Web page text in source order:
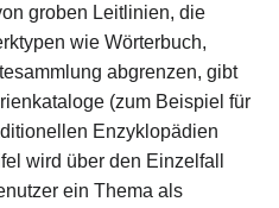
groben Leitlinien, die
wie Wörterbuch,
abgrenzen, gibt
(zum Beispiel für
Enzyklopädien
wird über den Einzelfall
ein Thema als